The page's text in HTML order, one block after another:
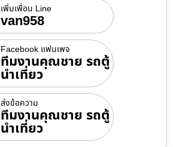
เพิ่มเพื่อน Line
van958
Facebook แฟนเพจ
ทีมงานคุณชาย รถตู้
นำเที่ยว
ส่งข้อความ
ทีมงานคุณชาย รถตู้
นำเที่ยว